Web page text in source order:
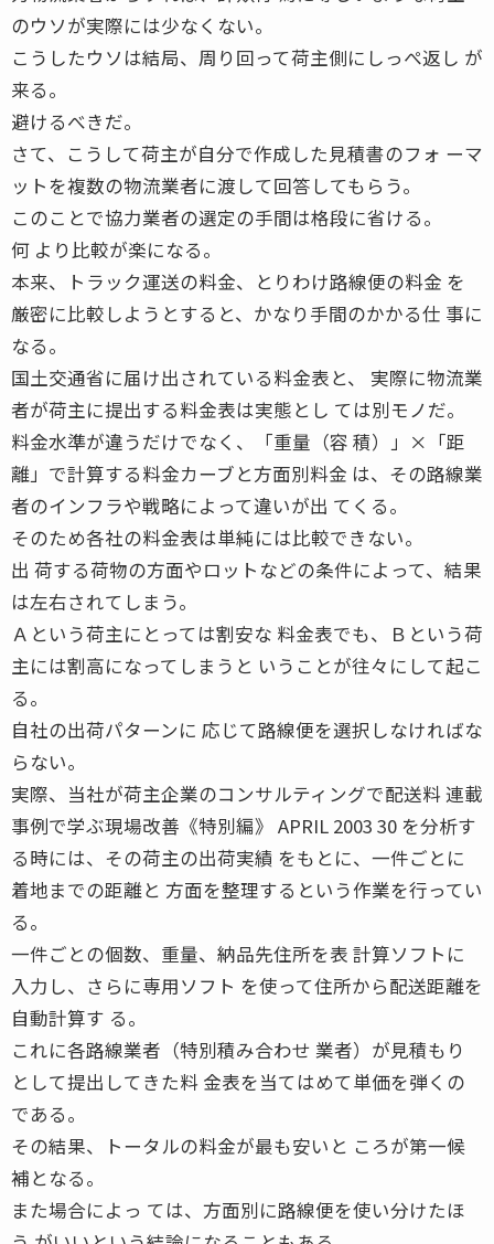
のウソが実際には少なくない。
こうしたウソは結局、周り回って荷主側にしっぺ返し が
来る。
避けるべきだ。
さて、こうして荷主が自分で作成した見積書のフォ ーマ
ットを複数の物流業者に渡して回答してもらう。
このことで協力業者の選定の手間は格段に省ける。
何 より比較が楽になる。
本来、トラック運送の料金、とりわけ路線便の料金 を
厳密に比較しようとすると、かなり手間のかかる仕 事に
なる。
国土交通省に届け出されている料金表と、 実際に物流業
者が荷主に提出する料金表は実態とし ては別モノだ。
料金水準が違うだけでなく、「重量（容 積）」×「距
離」で計算する料金カーブと方面別料金 は、その路線業
者のインフラや戦略によって違いが出 てくる。
そのため各社の料金表は単純には比較できない。
出 荷する荷物の方面やロットなどの条件によって、結果
は左右されてしまう。
Ａという荷主にとっては割安な 料金表でも、Ｂという荷
主には割高になってしまうと いうことが往々にして起こ
る。
自社の出荷パターンに 応じて路線便を選択しなければな
らない。
実際、当社が荷主企業のコンサルティングで配送料 連載
事例で学ぶ現場改善《特別編》 APRIL 2003 30 を分析す
る時には、その荷主の出荷実績 をもとに、一件ごとに
着地までの距離と 方面を整理するという作業を行ってい
る。
一件ごとの個数、重量、納品先住所を表 計算ソフトに
入力し、さらに専用ソフト を使って住所から配送距離を
自動計算す る。
これに各路線業者（特別積み合わせ 業者）が見積もり
として提出してきた料 金表を当てはめて単価を弾くの
である。
その結果、トータルの料金が最も安いと ころが第一候
補となる。
また場合によっ ては、方面別に路線便を使い分けたほ